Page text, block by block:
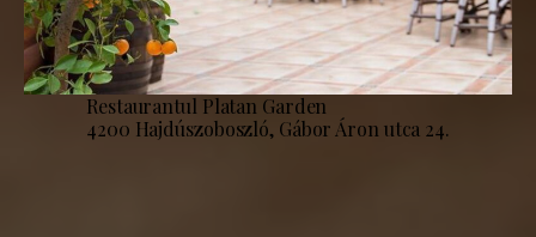
Restaurantul Platan Garden
4200 Hajdúszoboszló, Gábor Áron utca 24.